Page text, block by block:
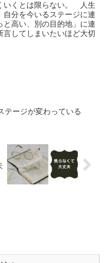
いくとは限らない。 人生
分を今いるステージに連
高い、別の目的地」に連
してしまいたいほど大切
テージが変わっている